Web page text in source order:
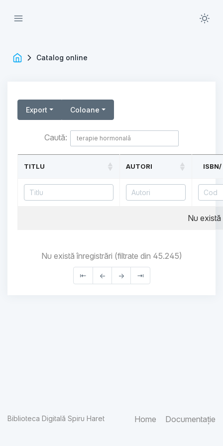
Catalog online
Export Coloane
Caută:
TITLU AUTORI ISBN/
Nu
Nu există înregistrări (filtrate din 45.245)
⇤ ← → ⇥
Biblioteca Digitală Spiru Haret Home Documentație